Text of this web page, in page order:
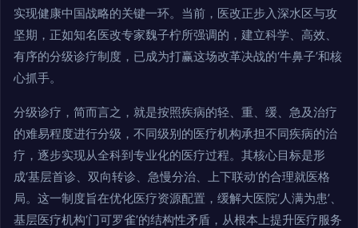
实现健康中国战略的关键一环。当前，医改正步入深水区与攻
坚期，正如知名医改专家魏子柠所强调的，建立科学、高效、
有序的分级诊疗制度，已成为打赢这场改革决战的‘牛鼻子’和核
心抓手。
分级诊疗，简而言之，就是按照疾病的轻、重、缓、急及治疗
的难易程度进行分级，不同级别的医疗机构承担不同疾病的治
疗，逐步实现从全科到专业化的医疗过程。其核心目标是形
成‘基层首诊、双向转诊、急慢分治、上下联动’的合理就医格
局。这一制度旨在优化医疗资源配置，缓解大医院‘人满为患’、
基层医疗机构‘门可罗雀’的结构性矛盾，从根本上提升医疗服务